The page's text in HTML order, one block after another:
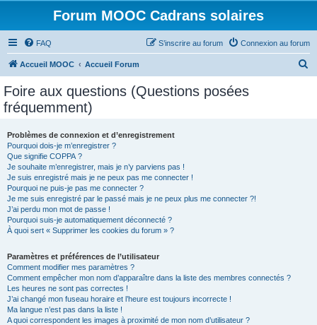
Forum MOOC Cadrans solaires
FAQ Connexion au forum
S’inscrire au forum
Accueil MOOC Accueil Forum
Foire aux questions (Questions posées
fréquemment)
Problèmes de connexion et d’enregistrement
Pourquoi dois-je m’enregistrer ?
Que signifie COPPA ?
Je souhaite m’enregistrer, mais je n’y parviens pas !
Je suis enregistré mais je ne peux pas me connecter !
Pourquoi ne puis-je pas me connecter ?
Je me suis enregistré par le passé mais je ne peux plus me connecter ?!
J’ai perdu mon mot de passe !
Pourquoi suis-je automatiquement déconnecté ?
À quoi sert « Supprimer les cookies du forum » ?
Paramètres et préférences de l’utilisateur
Comment modifier mes paramètres ?
Comment empêcher mon nom d’apparaître dans la liste des membres connectés ?
Les heures ne sont pas correctes !
J’ai changé mon fuseau horaire et l’heure est toujours incorrecte !
Ma langue n’est pas dans la liste !
A quoi correspondent les images à proximité de mon nom d’utilisateur ?